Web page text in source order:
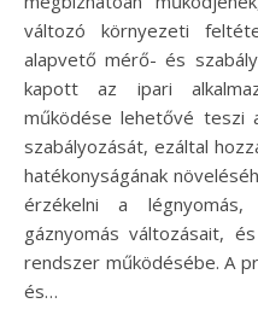
változó környezeti
alapvető mérő- és
kapott az ipari
működése lehetővé teszi
szabályozását, ezáltal
hatékonyságának
érzékelni a
gáznyomás változásait,
rendszer működésébe. A
és…